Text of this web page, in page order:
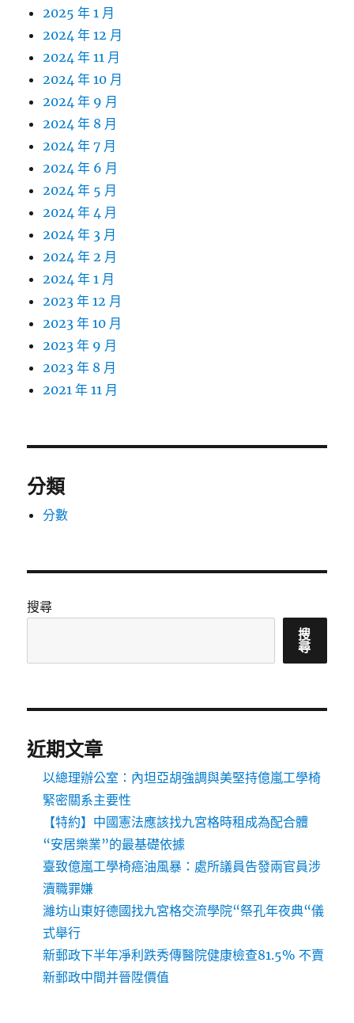
2025 年 1 月
2024 年 12 月
2024 年 11 月
2024 年 10 月
2024 年 9 月
2024 年 8 月
2024 年 7 月
2024 年 6 月
2024 年 5 月
2024 年 4 月
2024 年 3 月
2024 年 2 月
2024 年 1 月
2023 年 12 月
2023 年 10 月
2023 年 9 月
2023 年 8 月
2021 年 11 月
分類
分數
搜尋
搜
尋
近期文章
以總理辦公室：內坦亞胡強調與美堅持億嵐工學椅
緊密關系主要性
【特約】中國憲法應該找九宮格時租成為配合體
“安居樂業”的最基礎依據
臺致億嵐工學椅癌油風暴：處所議員告發兩官員涉
瀆職罪嫌
濰坊山東好德國找九宮格交流學院“祭孔年夜典“儀
式舉行
新郵政下半年凈利跌秀傳醫院健康檢查81.5% 不賣
新郵政中間并晉陞價值